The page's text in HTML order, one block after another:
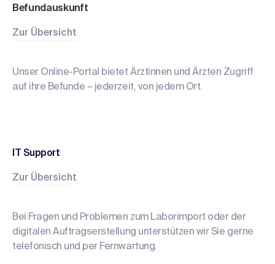
Befund auskunft
Zur Übersicht
Unser Online-Portal bietet Ärztinnen und Ärzten Zugriff
auf ihre Befunde – jederzeit, von jedem Ort.
IT Support
Zur Übersicht
Bei Fragen und Problemen zum Laborimport oder der
digitalen Auftragserstellung unterstützen wir Sie gerne
telefonisch und per Fernwartung.